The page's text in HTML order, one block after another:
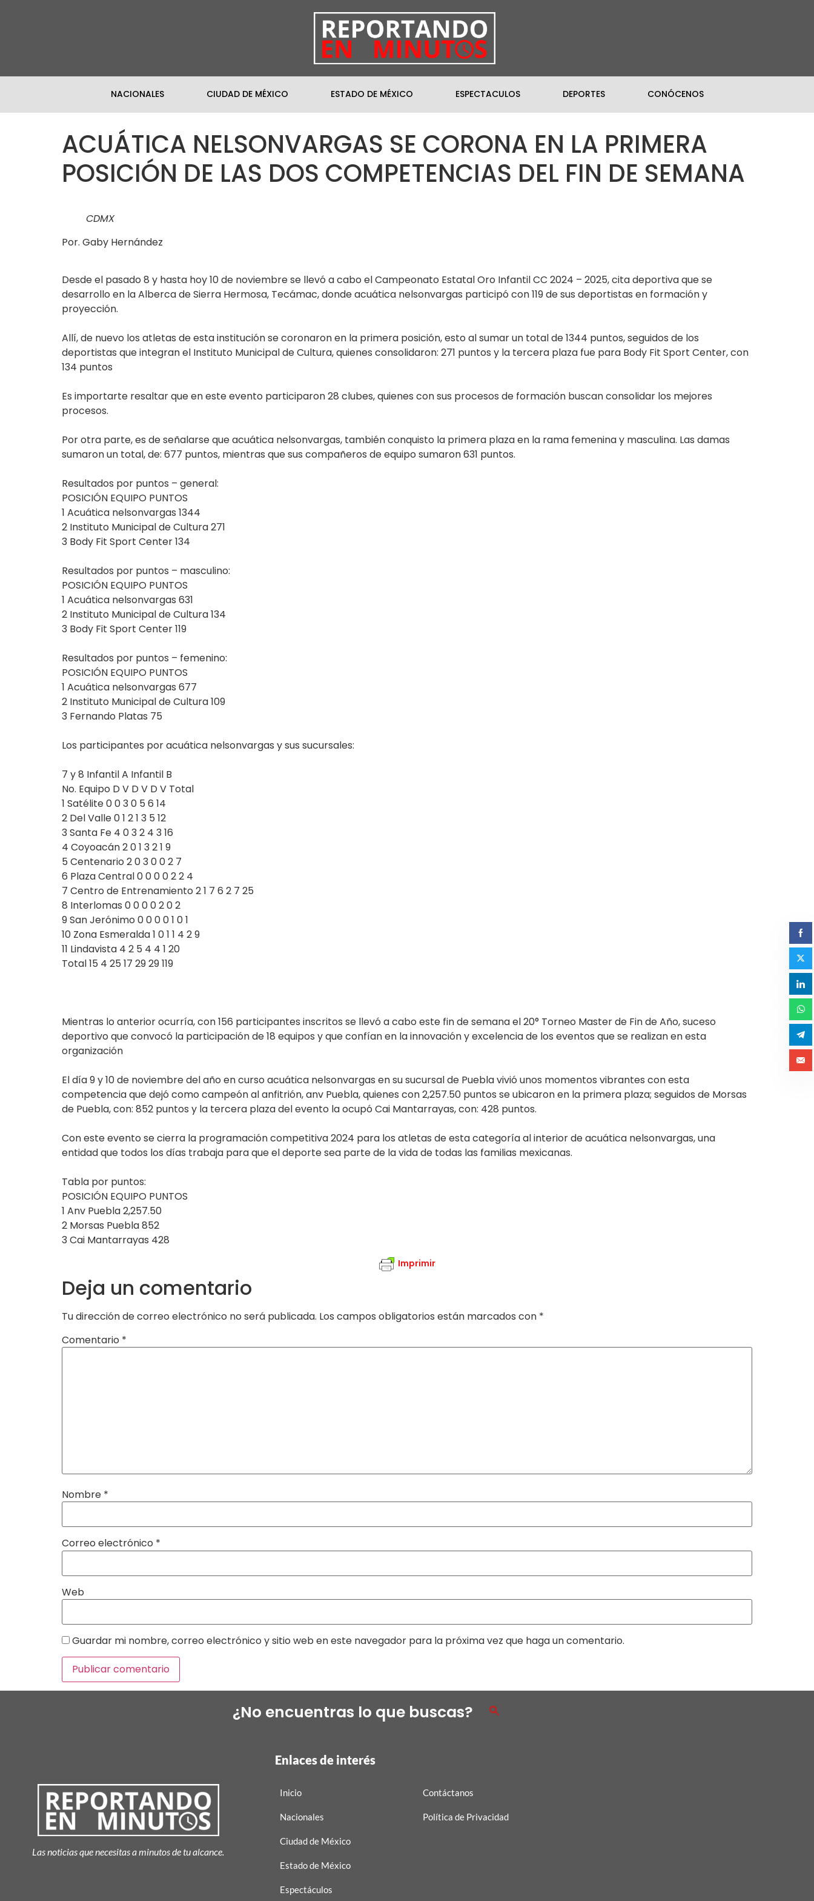
NACIONALES CIUDAD DE MÉXICO ESTADO DE MÉXICO ESPECTACULOS DEPORTES CONÓCENOS
ACUÁTICA NELSONVARGAS SE CORONA EN LA PRIMERA
POSICIÓN DE LAS DOS COMPETENCIAS DEL FIN DE SEMANA
CDMX
Por. Gaby Hernández
Desde el pasado 8 y hasta hoy 10 de noviembre se llevó a cabo el Campeonato Estatal Oro Infantil CC 2024 – 2025, cita deportiva que se
desarrollo en la Alberca de Sierra Hermosa, Tecámac, donde acuática nelsonvargas participó con 119 de sus deportistas en formación y
proyección.
Allí, de nuevo los atletas de esta institución se coronaron en la primera posición, esto al sumar un total de 1344 puntos, seguidos de los
deportistas que integran el Instituto Municipal de Cultura, quienes consolidaron: 271 puntos y la tercera plaza fue para Body Fit Sport Center, con
134 puntos
Es importarte resaltar que en este evento participaron 28 clubes, quienes con sus procesos de formación buscan consolidar los mejores
procesos.
Por otra parte, es de señalarse que acuática nelsonvargas, también conquisto la primera plaza en la rama femenina y masculina. Las damas
sumaron un total, de: 677 puntos, mientras que sus compañeros de equipo sumaron 631 puntos.
Resultados por puntos – general:
POSICIÓN EQUIPO PUNTOS
1 Acuática nelsonvargas 1344
2 Instituto Municipal de Cultura 271
3 Body Fit Sport Center 134
Resultados por puntos – masculino:
POSICIÓN EQUIPO PUNTOS
1 Acuática nelsonvargas 631
2 Instituto Municipal de Cultura 134
3 Body Fit Sport Center 119
Resultados por puntos – femenino:
POSICIÓN EQUIPO PUNTOS
1 Acuática nelsonvargas 677
2 Instituto Municipal de Cultura 109
3 Fernando Platas 75
Los participantes por acuática nelsonvargas y sus sucursales:
7 y 8 Infantil A Infantil B
No. Equipo D V D V D V Total
1 Satélite 0 0 3 0 5 6 14
2 Del Valle 0 1 2 1 3 5 12
3 Santa Fe 4 0 3 2 4 3 16
4 Coyoacán 2 0 1 3 2 1 9
5 Centenario 2 0 3 0 0 2 7
6 Plaza Central 0 0 0 0 2 2 4
7 Centro de Entrenamiento 2 1 7 6 2 7 25
8 Interlomas 0 0 0 0 2 0 2
9 San Jerónimo 0 0 0 0 1 0 1
10 Zona Esmeralda 1 0 1 1 4 2 9
11 Lindavista 4 2 5 4 4 1 20
Total 15 4 25 17 29 29 119
Mientras lo anterior ocurría, con 156 participantes inscritos se llevó a cabo este fin de semana el 20° Torneo Master de Fin de Año, suceso
deportivo que convocó la participación de 18 equipos y que confían en la innovación y excelencia de los eventos que se realizan en esta
organización
El día 9 y 10 de noviembre del año en curso acuática nelsonvargas en su sucursal de Puebla vivió unos momentos vibrantes con esta
competencia que dejó como campeón al anfitrión, anv Puebla, quienes con 2,257.50 puntos se ubicaron en la primera plaza; seguidos de Morsas
de Puebla, con: 852 puntos y la tercera plaza del evento la ocupó Cai Mantarrayas, con: 428 puntos.
Con este evento se cierra la programación competitiva 2024 para los atletas de esta categoría al interior de acuática nelsonvargas, una
entidad que todos los días trabaja para que el deporte sea parte de la vida de todas las familias mexicanas.
Tabla por puntos:
POSICIÓN EQUIPO PUNTOS
1 Anv Puebla 2,257.50
2 Morsas Puebla 852
3 Cai Mantarrayas 428
Imprimir
Deja un comentario
Tu dirección de correo electrónico no será publicada. Los campos obligatorios están marcados con *
Comentario *
Nombre *
Correo electrónico *
Web
Guardar mi nombre, correo electrónico y sitio web en este navegador para la próxima vez que haga un comentario.
¿No encuentras lo que buscas?
Las noticias que necesitas a minutos de tu alcance.
Enlaces de interés
Inicio
Nacionales
Ciudad de México
Estado de México
Espectáculos
Contáctanos
Política de Privacidad